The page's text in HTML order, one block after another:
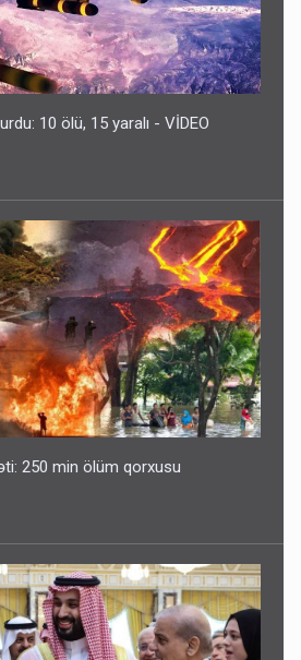
10 ölü, 15 yaralı - VİDEO
250 min ölüm qorxusu